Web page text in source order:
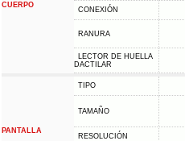
CUERPO
CONEXIÓN
RANURA
LECTOR DE HUELLA
DACTILAR
PANTALLA
TIPO
TAMAÑO
RESOLUCIÓN